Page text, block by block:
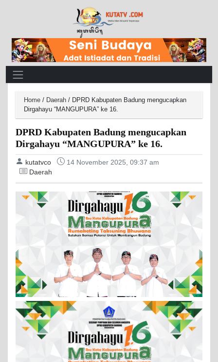
Main Navigation
Home / Daerah / DPRD Kabupaten Badung mengucapkan
Dirgahayu “MANGUPURA” ke 16.
DPRD Kabupaten Badung mengucapkan
Dirgahayu “MANGUPURA” ke 16.
kutatvco
14 November 2025, 09:37 am
Daerah